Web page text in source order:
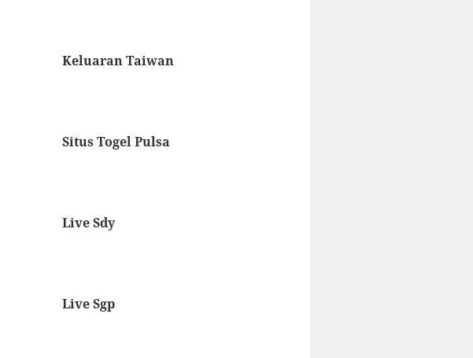
Keluaran Taiwan
Situs Togel Pulsa
Live Sdy
Live Sgp